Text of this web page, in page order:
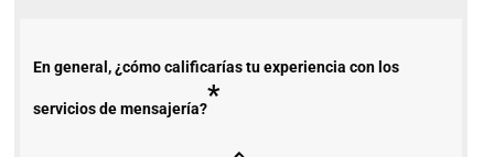
En general, ¿cómo calificarías tu experiencia con los
servicios de mensajería?*